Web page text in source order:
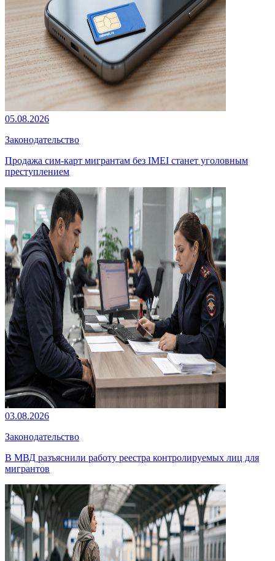
05.08.2026
Законодательство
Продажа сим-карт мигрантам без IMEI станет уголовным
преступлением
03.08.2026
Законодательство
В МВД разъяснили работу реестра контролируемых лиц для
мигрантов